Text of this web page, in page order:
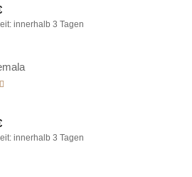
innerhalb 3 Tagen
innerhalb 3 Tagen